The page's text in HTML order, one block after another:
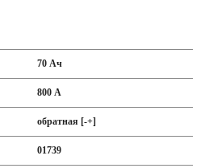
70 Ач
800 А
обратная [-+]
01739